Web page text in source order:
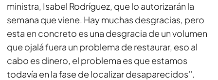
ministra, Isabel Rodríguez, que lo autorizarán la
semana que viene. Hay muchas desgracias, pero
esta en concreto es una desgracia de un volumen
que ojalá fuera un problema de restaurar, eso al
cabo es dinero, el problema es que estamos
todavía en la fase de localizar desaparecidos''.